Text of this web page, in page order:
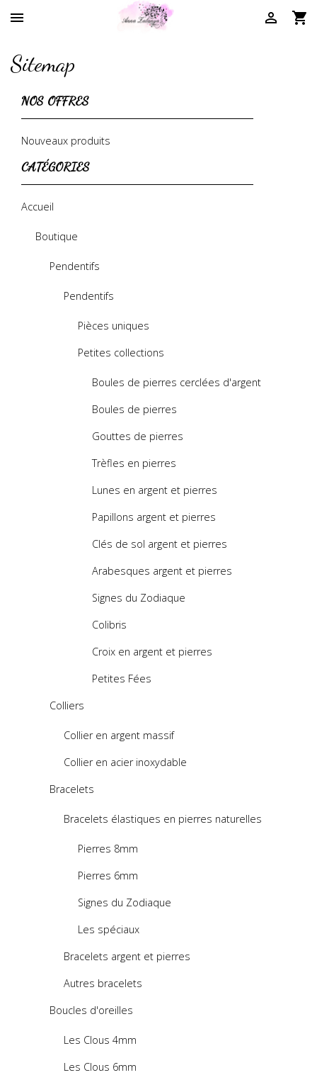
 

Sitemap
NOS OFFRES
Nouveaux produits
CATÉGORIES
Accueil
Boutique
Pendentifs
Pendentifs
Pièces uniques
Petites collections
Boules de pierres cerclées d'argent
Boules de pierres
Gouttes de pierres
Trèfles en pierres
Lunes en argent et pierres
Papillons argent et pierres
Clés de sol argent et pierres
Arabesques argent et pierres
Signes du Zodiaque
Colibris
Croix en argent et pierres
Petites Fées
Colliers
Collier en argent massif
Collier en acier inoxydable
Bracelets
Bracelets élastiques en pierres naturelles
Pierres 8mm
Pierres 6mm
Signes du Zodiaque
Les spéciaux
Bracelets argent et pierres
Autres bracelets
Boucles d'oreilles
Les Clous 4mm
Les Clous 6mm